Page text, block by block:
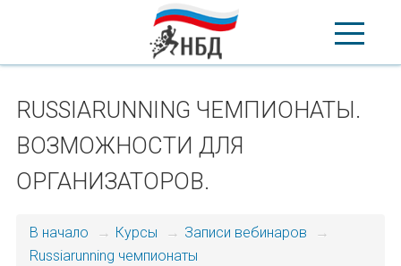
RUSSIARUNNING ЧЕМПИОНАТЫ.
ВОЗМОЖНОСТИ ДЛЯ
ОРГАНИЗАТОРОВ.
В начало → Курсы → Записи вебинаров
→
Russiarunning чемпионаты